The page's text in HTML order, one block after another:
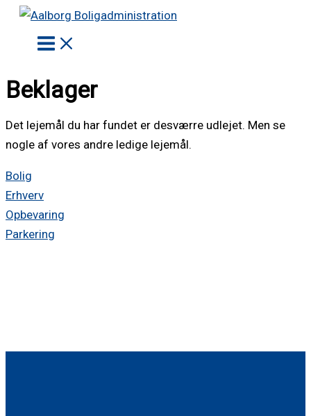
indholdet
Beklager
Det lejemål du har fundet er desværre udlejet. Men se
nogle af vores andre ledige lejemål.
Bolig
Erhverv
Opbevaring
Parkering